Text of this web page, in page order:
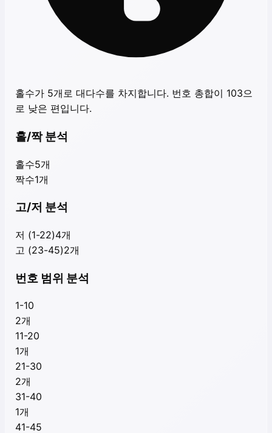
홀수가 5개로 대다수를 차지합니다. 번호 총합이 103으
로 낮은 편입니다.
홀/짝 분석
홀수5개
짝수1개
고/저 분석
저 (1-22)4개
고 (23-45)2개
번호 범위 분석
1-10
2개
11-20
1개
21-30
2개
31-40
1개
41-45